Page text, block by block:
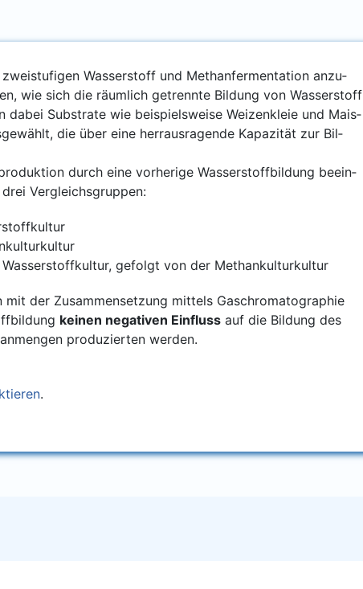
Was­ser­stoff und Methan­fer­men­ta­ti­on anzu­
wie sich die räum­lich getrenn­te Bil­dung von Was­ser­stoff
Sub­stra­te wie bei­spiels­wei­se Wei­zen­kleie und Mais­
die über eine herraus­ra­gen­de Kapa­zi­tät zur Bil­
durch eine vor­he­ri­ge Was­ser­stoff­bil­dung beein­
Vergleichsgruppen:
gefolgt von der Methankulturkultur
der Zusam­men­set­zung mit­tels Gaschro­ma­to­gra­phie
kei­nen nega­ti­ven Ein­flussauf die Bil­dung des
pro­du­zier­ten werden.
.